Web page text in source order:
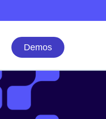
Demos